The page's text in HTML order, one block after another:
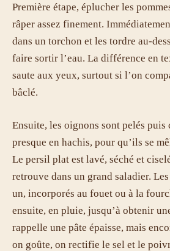
Première étape, éplucher les
râper assez finement.
dans un torchon et les tordre au-
faire sortir l’eau. La différence en
saute aux yeux, surtout si l’on
bâclé.
Ensuite, les oignons sont pelés puis
presque en hachis, pour qu’ils se
Le persil plat est lavé, séché et
retrouve dans un grand saladier.
un, incorporés au fouet ou à la
ensuite, en pluie, jusqu’à obtenir
rappelle une pâte épaisse, mais
on goûte, on rectifie le sel et le